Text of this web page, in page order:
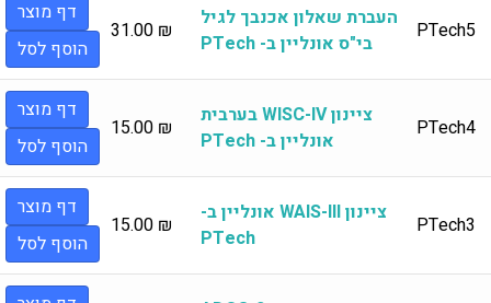
PTech5
העברת שאלון אכנבך לגיל
בי"ס אונליין ב- PTech
31.00 ₪
דף מוצר
הוסף לסל
PTech4
ציינון WISC-IV בערבית
אונליין ב- PTech
15.00 ₪
דף מוצר
הוסף לסל
PTech3
ציינון WAIS-III אונליין ב-
PTech
15.00 ₪
דף מוצר
הוסף לסל